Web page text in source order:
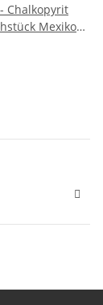
Chalkopyrit
Mexiko
Farbspiel ca.